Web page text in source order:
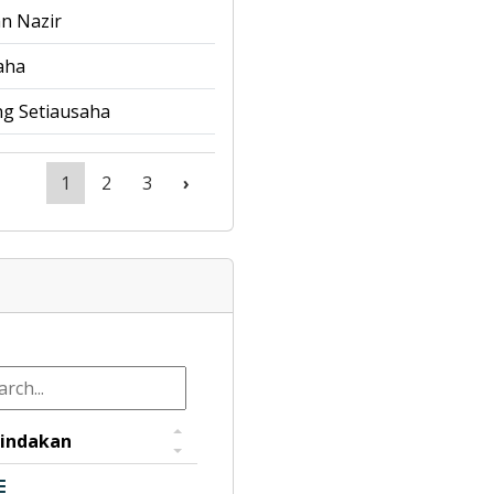
Nazir
Setiausaha
1 2 3 ›